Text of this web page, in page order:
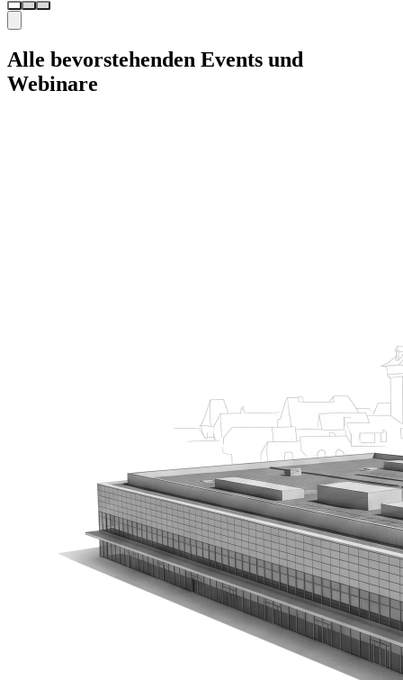
Alle bevorstehenden Events und
Webinare